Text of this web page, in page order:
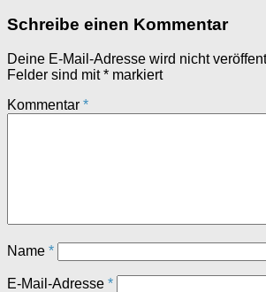
Schreibe einen Kommentar
Deine E-Mail-Adresse wird nicht
Felder sind mit* markiert
Kommentar *
Name *
E-Mail-Adresse *